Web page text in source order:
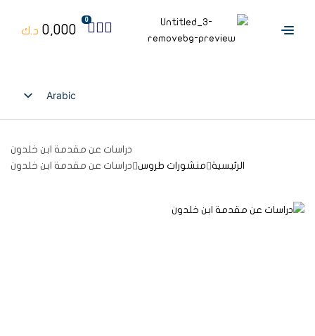
0
0,000 د.ك
Arabic
English
دراسات عن مقدمة ابن خلدون
الرئيسية منشورات طروس دراسات عن مقدمة ابن خلدون